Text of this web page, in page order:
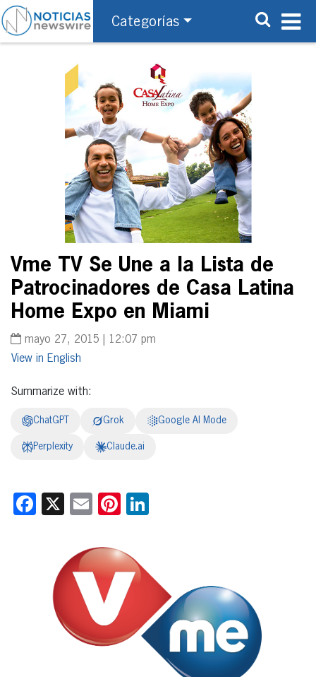
Categorías
Vme TV Se Une a la Lista de
Patrocinadores de Casa Latina
Home Expo en Miami
mayo 27, 2015 | 12:07 pm
English
Summarize with:
ChatGPT Grok Google AI Mode
Perplexity Claude.ai
Facebook
X EmailPinterest